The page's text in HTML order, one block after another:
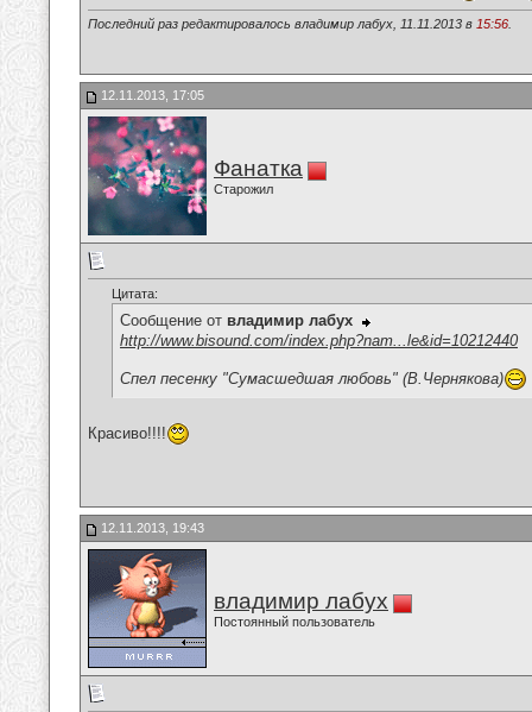
Последний раз редактировалось владимир лабух, 11.11.2013 в 15:56
12.11.2013, 17:05
Фанатка
Старожил
Цитата:
Сообщение от владимир лабух
http://www.bisound.com/index.php?nam...le&id=10212440
Спел песенку "Сумасшедшая любовь" (В.Чернякова)
Красиво!!!!
12.11.2013, 19:43
владимир лабух
Постоянный пользователь